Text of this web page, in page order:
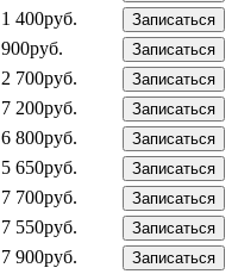
1 400руб. Записаться
900руб. Записаться
2 700руб. Записаться
7 200руб. Записаться
6 800руб. Записаться
5 650руб. Записаться
7 700руб. Записаться
7 550руб. Записаться
7 900руб. Записаться